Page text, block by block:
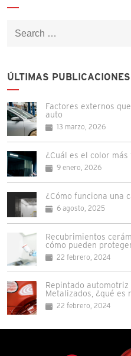
ÚLTIMAS PUBLICACIONES
Factores externos
auto
13 marzo, 2026
¿Cuál es el color
9 enero, 2026
¿Cómo funciona una
6 agosto, 2025
Recubrimientos
cómo pueden
22 febrero, 2024
Repintado
Metalizados, ¿qué es
22 febrero, 2024